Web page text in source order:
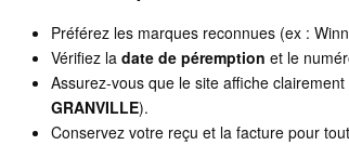
Préférez les marques reconnues (ex :
Vérifiez ladate de péremption et le
Assurez-vous que le site affiche
GRANVILLE).
Conservez votre reçu et la facture pour